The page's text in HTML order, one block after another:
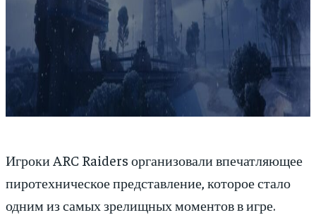
Игроки ARC Raiders организовали впечатляющее
пиротехническое представление, которое стало
одним из самых зрелищных моментов в игре.